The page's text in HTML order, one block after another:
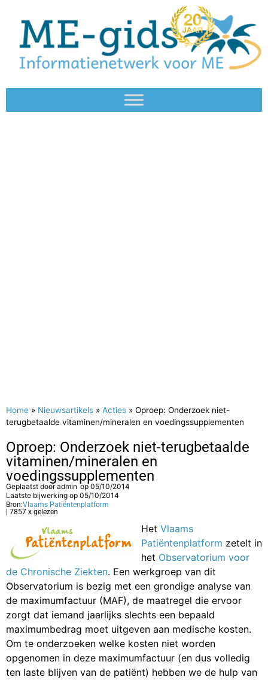
Home » Nieuwsartikels » Acties » Oproep: Onderzoek niet-
terugbetaalde vitaminen/mineralen en voedingssupplementen
Oproep: Onderzoek niet-terugbetaalde
vitaminen/mineralen en
voedingssupplementen
Geplaatst dooradmin op 05/10/2014
Laatste bijwerking op 05/10/2014
Bron:Vlaams Patiëntenplatform
| 7857 x gelezen
Het Vlaams
Patiëntenplatform zetelt in
het Observatorium voor
de Chronische Ziekten. Een werkgroep van dit
Observatorium is bezig met een grondige analyse van
de maximumfactuur (MAF), de maatregel die ervoor
zorgt dat iemand jaarlijks slechts een bepaald
maximumbedrag moet uitgeven aan medische kosten.
Om te onderzoeken welke kosten niet worden
opgenomen in deze maximumfactuur (en dus volledig
ten laste blijven van de patiënt) hebben we de hulp van